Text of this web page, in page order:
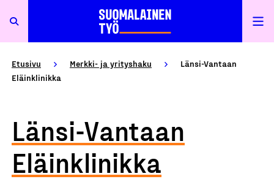
Etusivu Merkki- ja yrityshaku
Länsi-Vantaan
Eläinklinikka
Länsi-Vantaan
Eläinklinikka